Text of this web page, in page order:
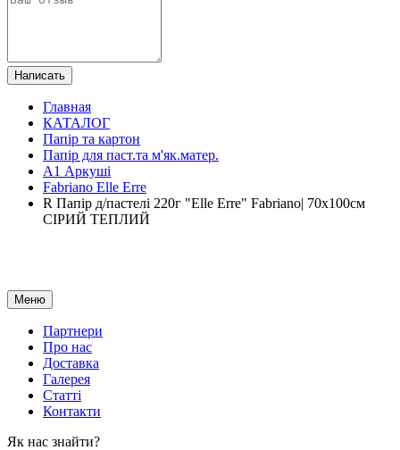
Написать
Главная
КАТАЛОГ
Папір та картон
Папір для паст.та м'як.матер.
А1 Аркуші
Fabriano Elle Erre
R Папір д/пастелі 220г "Elle Erre" Fabriano| 70х100см
СІРИЙ ТЕПЛИЙ
Меню
Партнери
Про нас
Доставка
Галерея
Статтi
Контакти
Як наc знайти?